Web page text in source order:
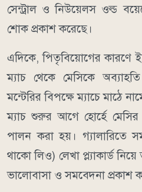
সেন্ট্রাল ও নিউয়েলস ওল্ড
শোক প্রকাশ করেছে।
এদিকে, পিতৃবিয়োগের কারণে
ম্যাচ থেকে মেসিকে
মন্টেরির বিপক্ষে ম্যাচে মাঠে
ম্যাচ শুরুর আগে হোর্হে
পালন করা হয়। গ্যালারিতে
থাকো লিও) লেখা প্ল্যাকার্ড
ভালোবাসা ও সমবেদনা প্রকাশ